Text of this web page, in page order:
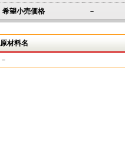
希望小売価格 －
原材料名
－